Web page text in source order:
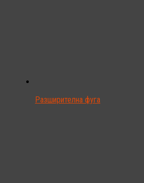
Разширителна фуга